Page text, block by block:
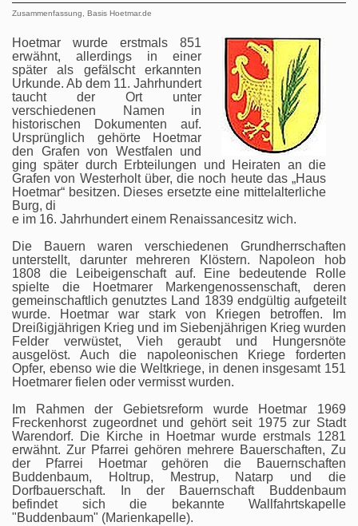
Zusammenfassung, Basis Hoetmar.de
Hoetmar wurde erstmals 851
erwähnt, allerdings in einer
später als gefälscht erkannten
Urkunde. Ab dem 11. Jahrhundert
taucht der Ort unter
verschiedenen Namen in
historischen Dokumenten auf.
Ursprünglich gehörte Hoetmar
den Grafen von Westfalen und
ging später durch Erbteilungen und Heiraten an die
Grafen von Westerholt über, die noch heute das „Haus
Hoetmar“ besitzen. Dieses ersetzte eine mittelalterliche
Burg, di
e im 16. Jahrhundert einem Renaissancesitz wich.
Die Bauern waren verschiedenen Grundherrschaften
unterstellt, darunter mehreren Klöstern. Napoleon hob
1808 die Leibeigenschaft auf. Eine bedeutende Rolle
spielte die Hoetmarer Markengenossenschaft, deren
gemeinschaftlich genutztes Land 1839 endgültig aufgeteilt
wurde. Hoetmar war stark von Kriegen betroffen. Im
Dreißigjährigen Krieg und im Siebenjährigen Krieg wurden
Felder verwüstet, Vieh geraubt und Hungersnöte
ausgelöst. Auch die napoleonischen Kriege forderten
Opfer, ebenso wie die Weltkriege, in denen insgesamt 151
Hoetmarer fielen oder vermisst wurden.
Im Rahmen der Gebietsreform wurde Hoetmar 1969
Freckenhorst zugeordnet und gehört seit 1975 zur Stadt
Warendorf. Die Kirche in Hoetmar wurde erstmals 1281
erwähnt. Zur Pfarrei gehören mehrere Bauerschaften, Zu
der Pfarrei Hoetmar gehören die Bauernschaften
Buddenbaum, Holtrup, Mestrup, Natarp und die
Dorfbauerschaft. In der Bauernschaft Buddenbaum
befindet sich die bekannte Wallfahrtskapelle
"Buddenbaum" (Marienkapelle).